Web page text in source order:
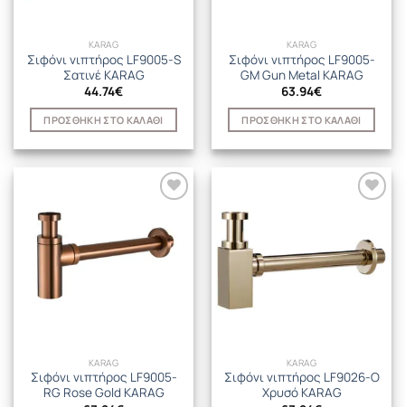
KARAG
Σιφόνι νιπτήρος LF9005-S
Σατινέ KARAG
44.74€
ΠΡΟΣΘΉΚΗ ΣΤΟ ΚΑΛΆΘΙ
KARAG
Σιφόνι νιπτήρος LF9005-
GM Gun Metal KARAG
63.94€
ΠΡΟΣΘΉΚΗ ΣΤΟ ΚΑΛΆΘΙ
KARAG
Σιφόνι νιπτήρος LF9005-
RG Rose Gold KARAG
KARAG
Σιφόνι νιπτήρος LF9026-O
Χρυσό KARAG